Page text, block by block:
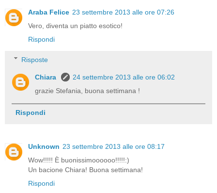
Araba Felice 23 settembre 2013 alle ore 07:26
Vero, diventa un piatto esotico!
Rispondi
Risposte
Chiara
24 settembre 2013 alle ore 06:02
grazie Stefania, buona settimana !
Rispondi
Unknown 23 settembre 2013 alle ore 08:17
Wow!!!!! È buonissimoooooo!!!!!:)
Un bacione Chiara! Buona settimana!
Rispondi